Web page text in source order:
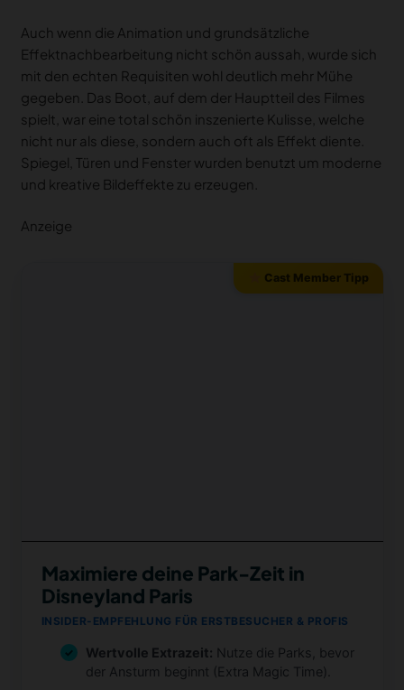
Auch wenn die Animation und grundsätzliche
Effektnachbearbeitung nicht schön aussah, wurde sich
mit den echten Requisiten wohl deutlich mehr Mühe
gegeben. Das Boot, auf dem der Hauptteil des Filmes
spielt, war eine total schön inszenierte Kulisse, welche
nicht nur als diese, sondern auch oft als Effekt diente.
Spiegel, Türen und Fenster wurden benutzt um moderne
und kreative Bildeffekte zu erzeugen.
Anzeige
Cast Member Tipp
Maximiere deine Park-Zeit in
Disneyland Paris
INSIDER-EMPFEHLUNG FÜR ERSTBESUCHER & PROFIS
Wertvolle Extrazeit: Nutze die Parks, bevor
der Ansturm beginnt (Extra Magic Time).